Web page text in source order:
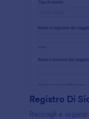
Registro Di
Raccogli e